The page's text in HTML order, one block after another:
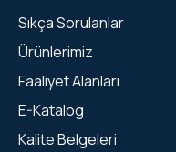
Sıkça Sorulanlar
Ürünlerimiz
Faaliyet Alanları
E-Katalog
Kalite Belgeleri